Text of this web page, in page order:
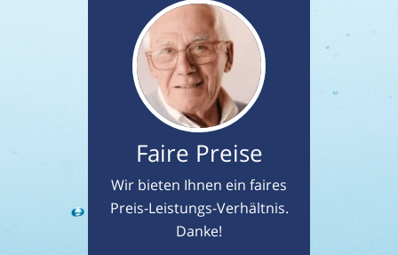
Faire Preise
Wir bieten Ihnen ein faires
Preis-Leistungs-Verhältnis.
Danke!